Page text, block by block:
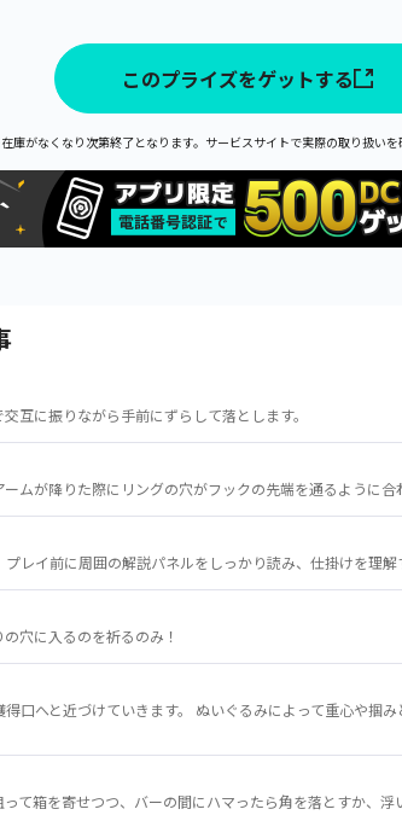
このプライズをゲットする
庫がなくなり次第終了となります。サービスサイトで実際の取り扱いを
互に振りながら手前にずらして落とします。
ムが降りた際にリングの穴がフックの先端を通るように合
レイ前に周囲の解説パネルをしっかり読み、仕掛けを理解
穴に入るのを祈るのみ！
口へと近づけていきます。 ぬいぐるみによって重心や掴
て箱を寄せつつ、バーの間にハマったら角を落とすか、浮